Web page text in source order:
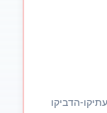
הדביקו